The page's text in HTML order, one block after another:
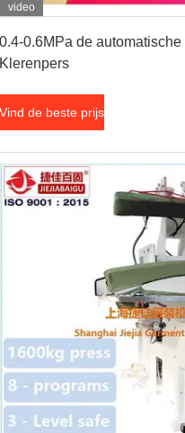
video
0.4-0.6MPa de
Klerenpers
Vind de beste prijs